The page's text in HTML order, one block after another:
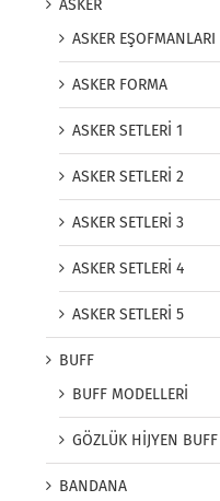
ASKER
ASKER EŞOFMANLARI
ASKER FORMA
ASKER SETLERİ 1
ASKER SETLERİ 2
ASKER SETLERİ 3
ASKER SETLERİ 4
ASKER SETLERİ 5
BUFF
BUFF MODELLERİ
GÖZLÜK HİJYEN BUFF
BANDANA